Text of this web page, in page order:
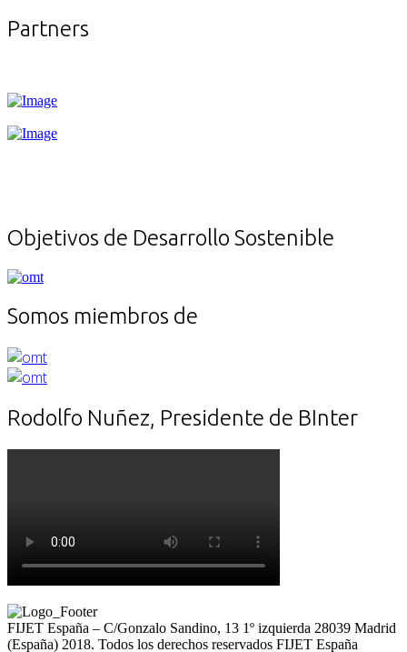
Partners
Objetivos de Desarrollo Sostenible
Somos miembros de
Rodolfo Nuñez, Presidente de BInter
FIJET España – C/Gonzalo Sandino, 13 1º izquierda 28039 Madrid
(España) 2018. Todos los derechos reservados FIJET España